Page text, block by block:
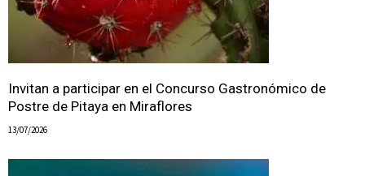
Invitan a participar en el Concurso Gastronómico de
Postre de Pitaya en Miraflores
13/07/2026